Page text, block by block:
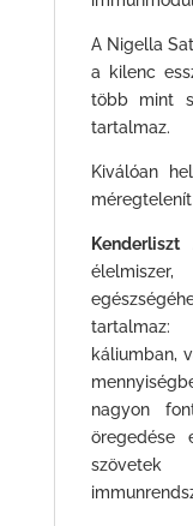
A Nigella
a kilenc
több mint
tartalmaz.
Kiválóan
Kenderliszt
káliumban,
nagyon
öregedése
szövetek